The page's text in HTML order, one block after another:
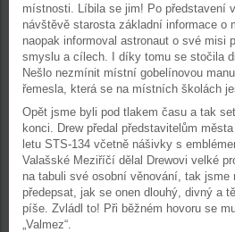
místnosti. Líbila se jim! Po představení
návštěvě starosta základní informace o
naopak informoval astronaut o své misi
smyslu a cílech. I díky tomu se stočila
Nešlo nezmínit místní gobelínovou
řemesla, která se na místních školách
Opět jsme byli pod tlakem času a tak
konci. Drew předal představitelům
letu STS-134 včetně nášivky s
Valašské Meziříčí dělal Drewovi velké
na tabuli své osobní věnování, tak jsme
předepsat, jak se onen dlouhý, divný a
píše. Zvládl to! Při běžném hovoru se
„Valmez“.